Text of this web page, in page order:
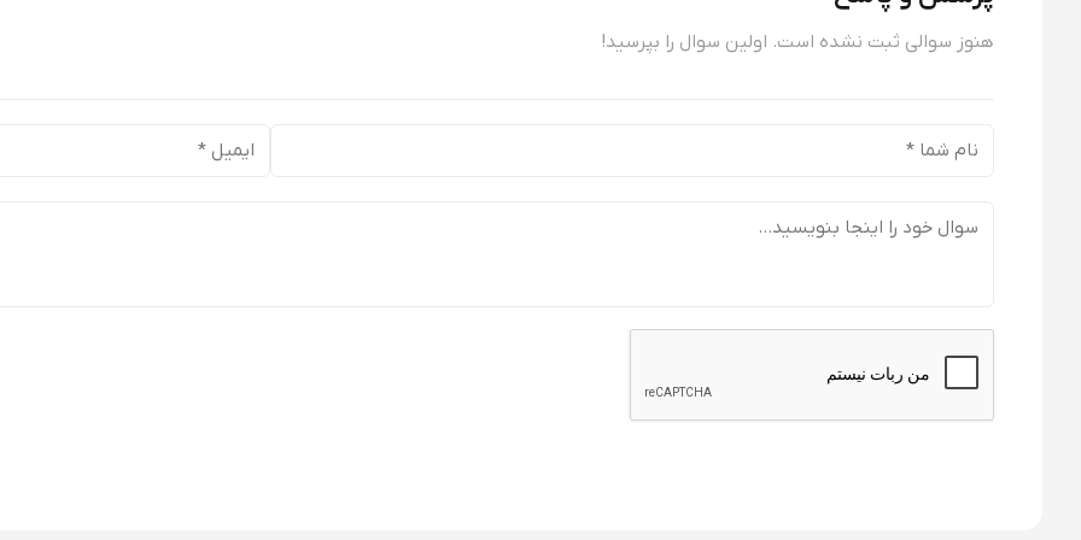
هنوز سوالی ثبت نشده است. اولین سوال را بپرسید!